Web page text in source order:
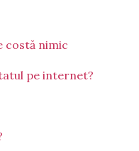
costă nimic
pe internet?